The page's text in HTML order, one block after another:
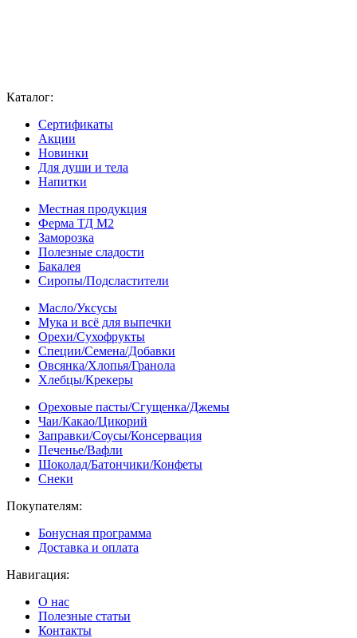
Каталог:
Сертификаты
Акции
Новинки
Для души и тела
Напитки
Местная продукция
Ферма ТД М2
Заморозка
Полезные сладости
Бакалея
Сиропы/Подсластители
Масло/Уксусы
Мука и всё для выпечки
Орехи/Сухофрукты
Специи/Семена/Добавки
Овсянка/Хлопья/Гранола
Хлебцы/Крекеры
Ореховые пасты/Сгущенка/Джемы
Чаи/Какао/Цикорий
Заправки/Соусы/Консервация
Печенье/Вафли
Шоколад/Батончики/Конфеты
Снеки
Покупателям:
Бонусная программа
Доставка и оплата
Навигация:
О нас
Полезные статьи
Контакты